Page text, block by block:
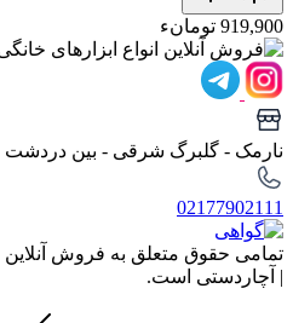
919,900 تومانء
نارمک - گلبرگ شرقی - بین دردشت و
02177902111
تمامی حقوق متعلق به فروش آنلاین
| آچاردستی است.